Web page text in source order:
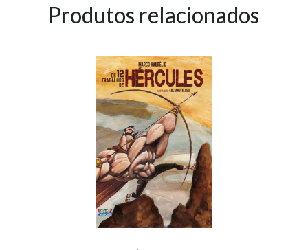
Produtos relacionados